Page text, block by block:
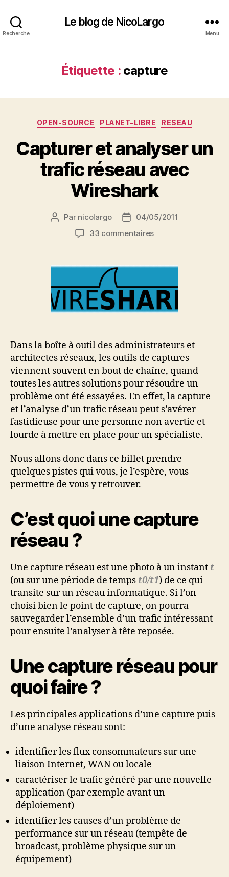
Recherche
Le blog de NicoLargo
Menu
Étiquette : capture
Catégories
OPEN-SOURCE PLANET-LIBRE RESEAU
Capturer et analyser un
trafic réseau avec
Wireshark
Auteur
l’article
Par nicolargo
Date04/05/2011
33 commentairessur
analyser
trafic
réseau
avec
Dans la boîte à outil des administrateurs et
architectes réseaux, les outils de captures
viennent souvent en bout de chaîne, quand
toutes les autres solutions pour résoudre un
problème ont été essayées. En effet, la capture
et l’analyse d’un trafic réseau peut s’avérer
fastidieuse pour une personne non avertie et
lourde à mettre en place pour un spécialiste.
Nous allons donc dans ce billet prendre
quelques pistes qui vous, je l’espère, vous
permettre de vous y retrouver.
C’est quoi une capture
réseau ?
Une capture réseau est une photo à un instant t
(ou sur une période de temps t0/t1) de ce qui
transite sur un réseau informatique. Si l’on
choisi bien le point de capture, on pourra
sauvegarder l’ensemble d’un trafic intéressant
pour ensuite l’analyser à tête reposée.
Une capture réseau pour
quoi faire ?
Les principales applications d’une capture puis
d’une analyse réseau sont:
identifier les flux consommateurs sur une
liaison Internet, WAN ou locale
caractériser le trafic généré par une nouvelle
application (par exemple avant un
déploiement)
identifier les causes d’un problème de
performance sur un réseau (tempête de
broadcast, problème physique sur un
équipement)